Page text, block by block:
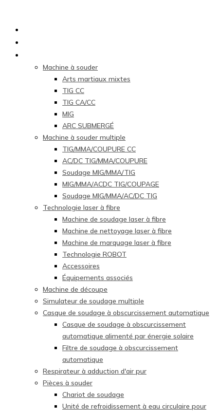
Machine à souder
Arts martiaux mixtes
TIG CC
TIG CA/CC
MIG
ARC SUBMERGÉ
Machine à souder multiple
TIG/MMA/COUPURE CC
AC/DC TIG/MMA/COUPURE
Soudage MIG/MMA/TIG
MIG/MMA/ACDC TIG/COUPAGE
Soudage MIG/MMA/AC/DC TIG
Technologie laser à fibre
Machine de soudage laser à fibre
Machine de nettoyage laser à fibre
Machine de marquage laser à fibre
Technologie ROBOT
Accessoires
Équipements associés
Machine de découpe
Simulateur de soudage multiple
Casque de soudage à obscurcissement automatique
Casque de soudage à obscurcissement
automatique alimenté par énergie solaire
Filtre de soudage à obscurcissement
automatique
Respirateur à adduction d'air pur
Pièces à souder
Chariot de soudage
Unité de refroidissement à eau circulaire pour